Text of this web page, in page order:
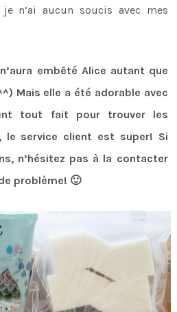
n’ai aucun soucis avec mes
embêté Alice autant que
Mais elle a été adorable avec
tout fait pour trouver les
le service client est super! Si
n’hésitez pas à la contacter
problème! 🙂